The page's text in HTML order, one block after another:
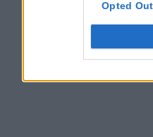
Opted Out